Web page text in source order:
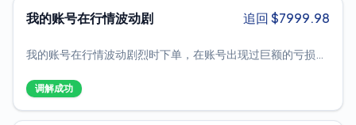
我的账号在行情波动剧 追回 $7999.98
我的账号在行情波动剧烈时下单，在账号出现过巨额的亏损，
我的交易违规，并且扣除我的全部账号盈利，“经过我们团队
的检音，您的盈利已被作废，原因是您所进行的交易模式违反
了我们的条款和条件，具体违反了第42.2(9)条款 动性提供商
调解成功